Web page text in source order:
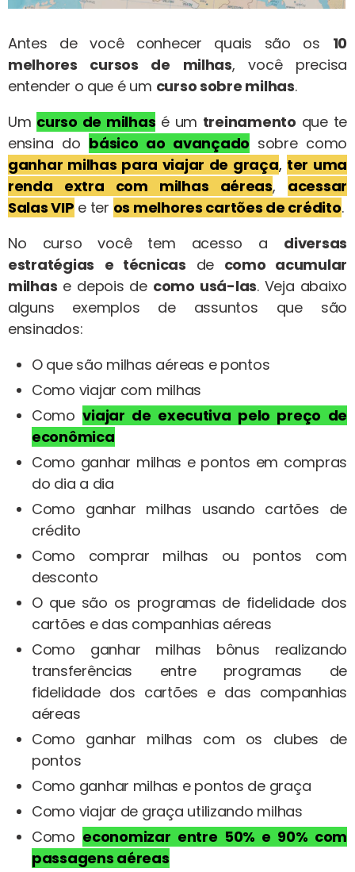
Antes de você conhecer quais são os 10
melhores cursos de milhas, você precisa
entender o que é um curso sobre milhas.
Um curso de milhas é um treinamento que te
ensina do básico ao avançado sobre como
ganhar milhas para viajar de graça, ter uma
renda extra com milhas aéreas, acessar
Salas VIP e ter os melhores cartões de crédito.
No curso você tem acesso a diversas
estratégias e técnicas de como acumular
milhas e depois de como usá-las. Veja abaixo
alguns exemplos de assuntos que são
ensinados:
O que são milhas aéreas e pontos
Como viajar com milhas
Comoviajar de executiva pelo preço de
econômica
Como ganhar milhas e pontos em compras
do dia a dia
Como ganhar milhas usando cartões de
crédito
Como comprar milhas ou pontos com
desconto
O que são os programas de fidelidade dos
cartões e das companhias aéreas
Como ganhar milhas bônus realizando
transferências entre programas de
fidelidade dos cartões e das companhias
aéreas
Como ganhar milhas com os clubes de
pontos
Como ganhar milhas e pontos de graça
Como viajar de graça utilizando milhas
Como economizar entre 50% e 90% com
passagens aéreas